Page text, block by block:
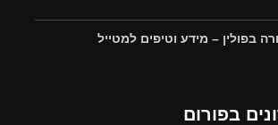
בפולין – מידע וטיפים למטייל
בפורום